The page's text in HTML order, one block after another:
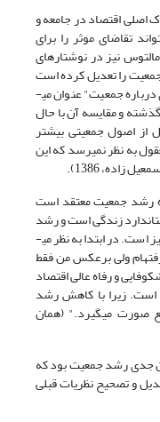
اقتصاد در جامعه و
تقاضای موثر را برای
نیز در نوشتارهای
را تعدیل کرده است
چنان که وی در ویرایش پنجم کتاب " مقاله­ای درباره جمعیت" عنوان می­
و مقایسه آن با حال
از اصول جمعیتی بیشتر
به نظر نمی­رسد که این
زاده، 1386).
رشد جمعیت معتقد است
زندگی است و رشد
جمعیت برای استانداردهای زندگی مخاطره­آمیز است. در ابتدا به نظر می­
ولی برعکس من فقط
و رفاه عالی اقتصاد
است. زیرا با کاهش رشد
صورت می­گیرد." (همان
جدی رشد جمعیت بود که
و تصحیح نظریات قبلی